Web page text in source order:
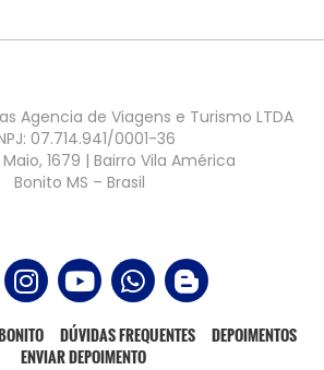
Agencia de Viagens e Turismo LTDA
07.714.941/0001-36
1679 | Bairro Vila América
Bonito MS – Brasil
DÚVIDAS FREQUENTES
DEPOIMENTOS
ENVIAR DEPOIMENTO